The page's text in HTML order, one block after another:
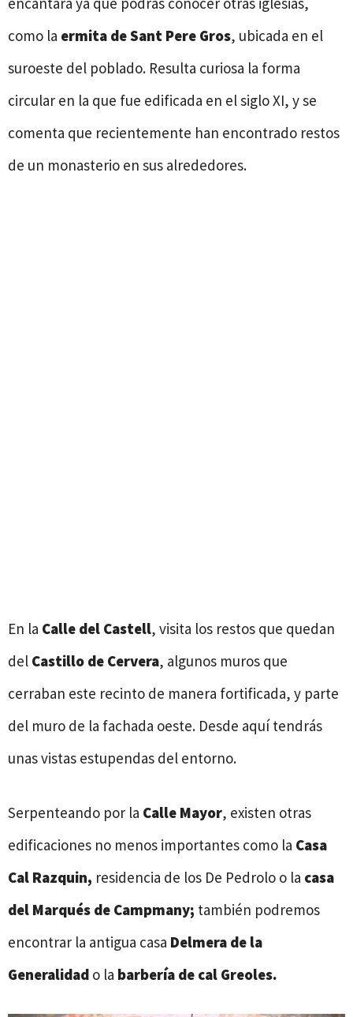
como la ermita deSant Pere Gros, ubicada en el
suroeste del poblado. Resulta curiosa la forma
circular en la que fue edificada en el siglo XI, y se
comenta que recientemente han encontrado restos
de un monasterio en sus alrededores.
En la Calle del Castell, visita los restos que quedan
del Castillo de Cervera, algunos muros que
cerraban este recinto de manera fortificada, y parte
del muro de la fachada oeste. Desde aquí tendrás
unas vistas estupendas del entorno.
Serpenteando por la Calle Mayor, existen otras
edificaciones no menos importantes como la Casa
Cal Razquin, residencia de los De Pedrolo o la casa
del Marqués de Campmany; también podremos
encontrar la antigua casa Delmera de la
Generalidad o la barbería de cal Greoles.